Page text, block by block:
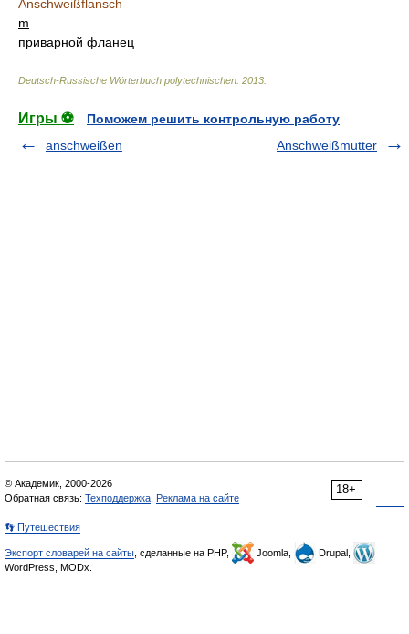
Anschweißflansch
m
приварной фланец
Deutsch-Russische Wörterbuch polytechnischen 2013
Игры ⚽
Поможем решить контрольную работу
anschweißen
Anschweißmutter
18+
© Академик, 2000-2026
Обратная связь: Техподдержка Реклама на сайте
👣 Путешествия
Экспорт словарей на сайты , сделанные на PHP, Joomla,
Drupal,
WordPress, MODx.